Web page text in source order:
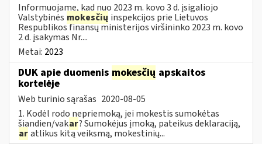
Informuojame, kad nuo 2023 m. kovo 3 d. įsigaliojo
Valstybinės mokesčių inspekcijos prie Lietuvos
Respublikos finansų ministerijos viršininko 2023 m. kovo
2 d. įsakymas Nr....
Metai: 2023
DUK apie duomenis mokesčių apskaitos
kortelėje
Web turinio sąrašas 2020-08-05
1. Kodėl rodo nepriemoką, jei mokestis sumokėtas
šiandien/vakar? Sumokėjus įmoką, pateikus deklaraciją,
aratlikus kitą veiksmą, mokestinių...